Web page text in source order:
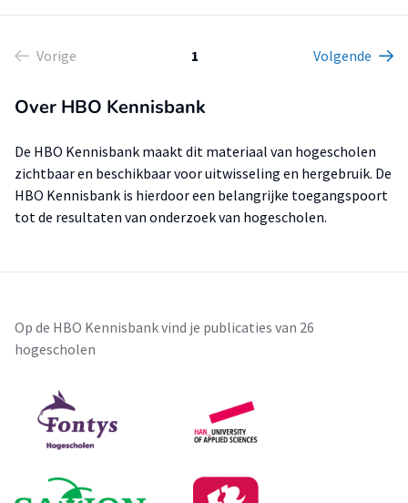
Vorige 1 Volgende
Over HBO Kennisbank
De HBO Kennisbank maakt dit materiaal van hogescholen
zichtbaar en beschikbaar voor uitwisseling en hergebruik. De
HBO Kennisbank is hierdoor een belangrijke toegangspoort
tot de resultaten van onderzoek van hogescholen.
Op de HBO Kennisbank vind je publicaties van 26
hogescholen